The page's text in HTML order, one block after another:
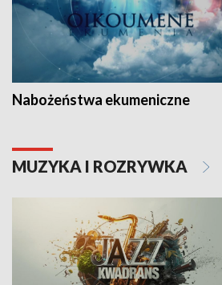
Nabożeństwa ekumeniczne
MUZYKA I ROZRYWKA